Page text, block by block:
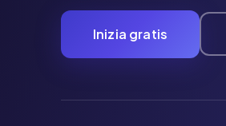
Inizia gratis